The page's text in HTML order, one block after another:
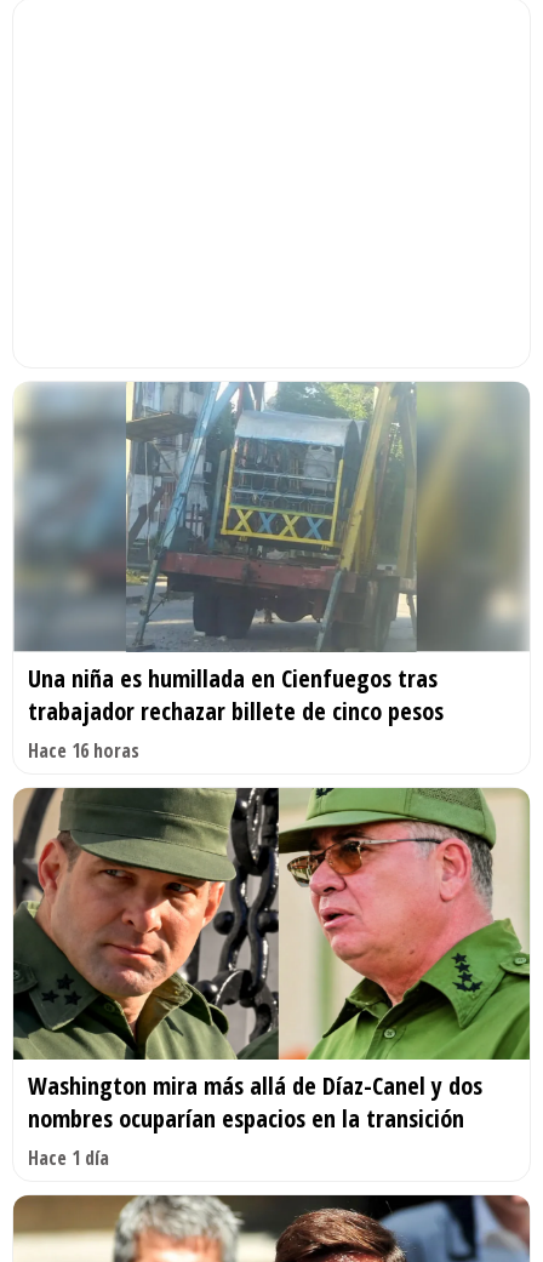
Una niña es humillada en Cienfuegos tras
trabajador rechazar billete de cinco pesos
Hace 16 horas
Washington mira más allá de Díaz-Canel y dos
nombres ocuparían espacios en la transición
Hace 1 día